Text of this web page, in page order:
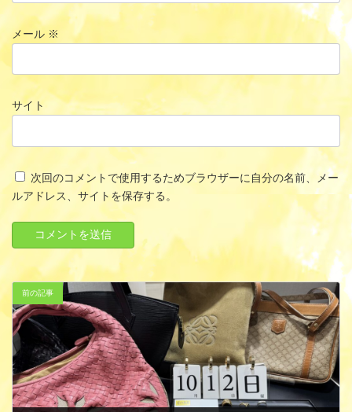
メール ※
サイト
次回のコメントで使用するためブラウザーに自分の名前、メー
ルアドレス、サイトを保存する。
前の記事